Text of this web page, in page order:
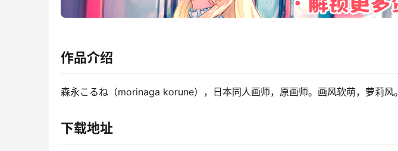
作品介绍
森永こるね（morinaga korune），日本同人画师，原画师。画风软萌，萝莉风。
下载地址